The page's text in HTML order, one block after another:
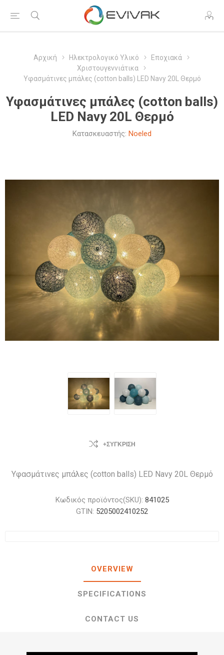
Αρχική Ηλεκτρολογικό Υλικό
Εποχιακά
Χριστουγεννιάτικα
Υφασμάτινες μπάλες (cotton balls) LED Navy 20L Θερμό
Υφασμάτινες μπάλες (cotton balls)
LED Navy 20L Θερμό
Κατασκευαστής: Noeled
+ΣΎΓΚΡΙΣΗ
Υφασμάτινες μπάλες (cotton balls) LED Navy 20L Θερμό
Κωδικός προϊόντος(SKU): 841025
GTIN: 5205002410252
OVERVIEW
SPECIFICATIONS
CONTACT US